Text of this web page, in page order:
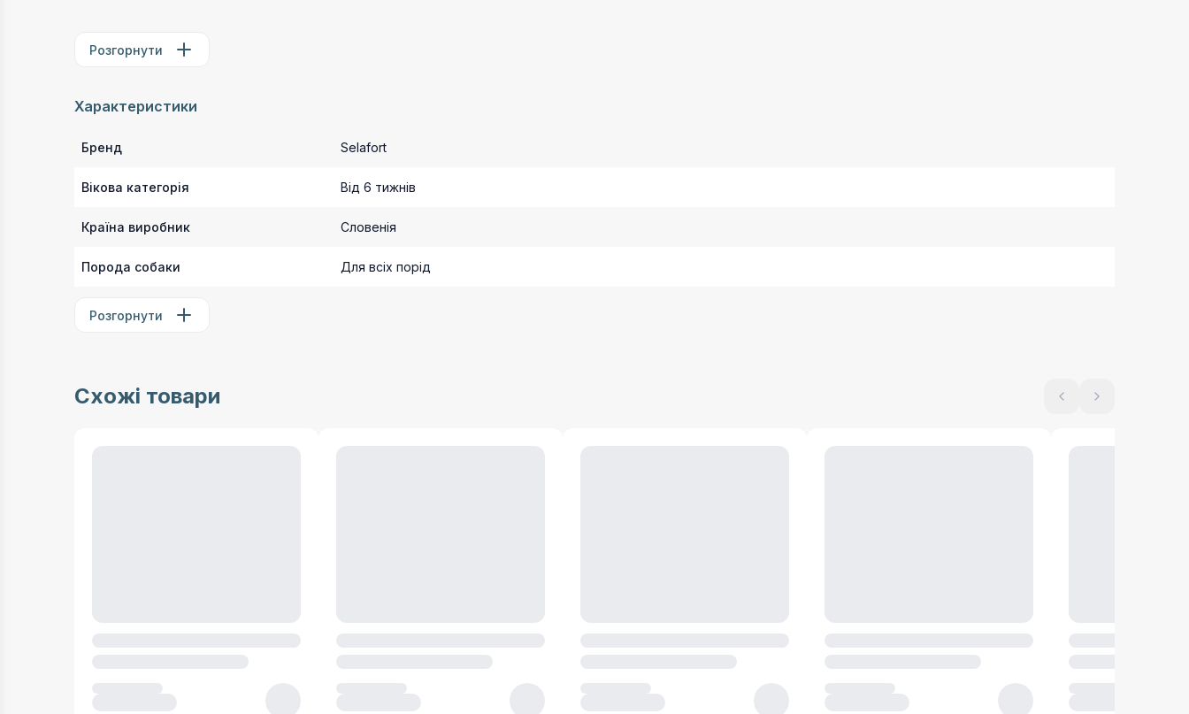
Розгорнути
Характеристики
Бренд Selafort
Вікова категорія Від 6 тижнів
Країна виробник Словенія
Порода собаки Для всіх порід
Розгорнути
Схожі товари